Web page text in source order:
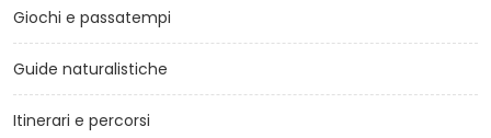
Giochi e passatempi
Guide naturalistiche
Itinerari e percorsi